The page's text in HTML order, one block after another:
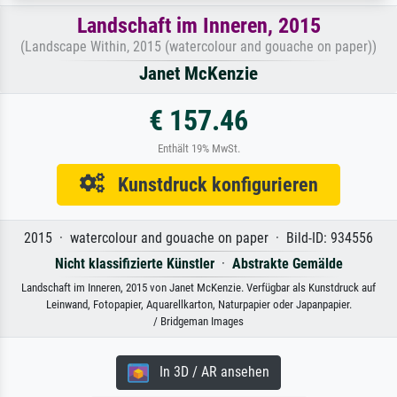
Landschaft im Inneren, 2015
(Landscape Within, 2015 (watercolour and gouache on paper))
Janet McKenzie
€ 157.46
Enthält 19% MwSt.
Kunstdruck konfigurieren
2015 · watercolour and gouache on paper · Bild-ID: 934556
Nicht klassifizierte Künstler· Abstrakte Gemälde
Landschaft im Inneren, 2015 von Janet McKenzie. Verfügbar als Kunstdruck auf
Leinwand, Fotopapier, Aquarellkarton, Naturpapier oder Japanpapier.
/ Bridgeman Images
In 3D / AR ansehen